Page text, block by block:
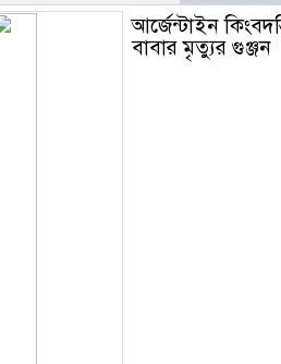
আর্জেন্টাইন
বাবার মৃত্যুর গুঞ্জন